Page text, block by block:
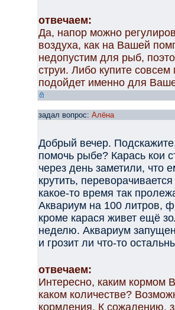
отвечаем:
Да, напор можно
воздуха, как на Вашей
недопустим для рыб,
струи. Либо купите
подойдет именно для
задал вопрос: Алёна
Добрый вечер.
помочь рыбе? Карась кои
через день заметили, что
крутить,
какое-то время так
Аквариум на 100 литров,
кроме карася живет ещё
неделю. Аквариум
и грозит ли что-то
отвечаем:
Интересно, каким кормом
каком количестве?
кормления. К сожалению,